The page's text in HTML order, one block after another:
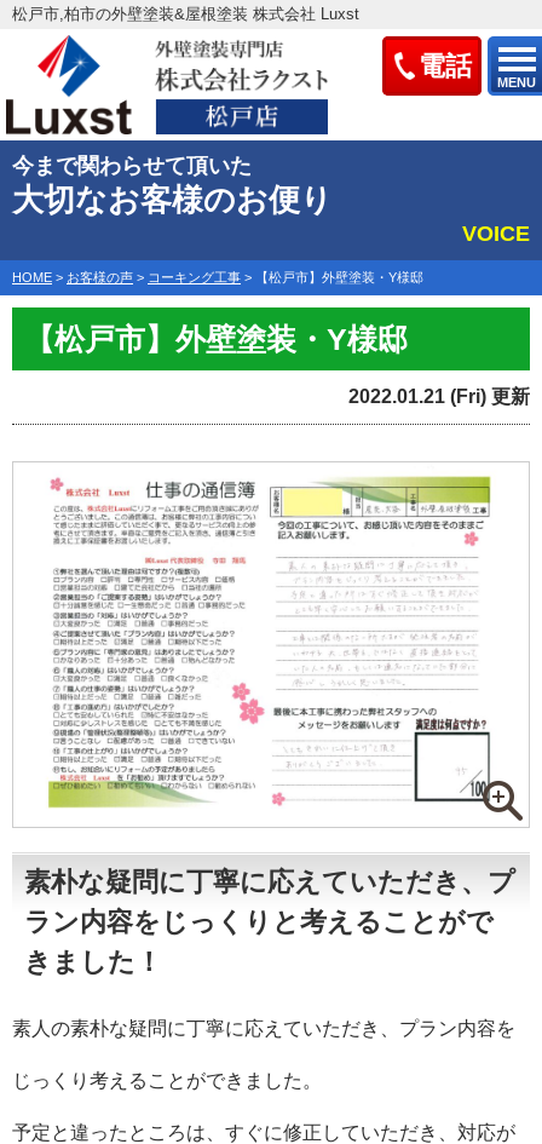
電話
MENU
松戸市,柏市の外壁塗装&屋根塗装 株式会社 Luxst
今まで関わらせて頂いた
大切なお客様のお便り
VOICE
HOME > お客様の声 > コーキング工事 > 【松戸市】外壁塗装・Y様邸
【松戸市】外壁塗装・Y様邸
2022.01.21 (Fri) 更新
素朴な疑問に丁寧に応えていただき、プ
ラン内容をじっくりと考えることがで
きました！
素人の素朴な疑問に丁寧に応えていただき、プラン内容を
じっくり考えることができました。
予定と違ったところは、すぐに修正していただき、対応が